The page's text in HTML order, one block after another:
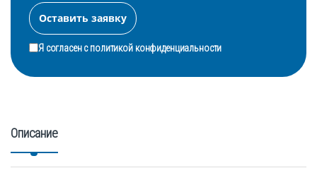
Я согласен сполитикой конфиденциальности
Описание